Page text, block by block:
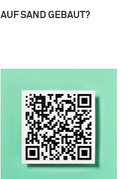
AUF SAND GEBAUT?